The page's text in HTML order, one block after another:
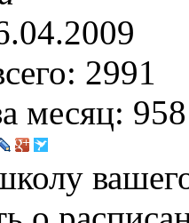
2991
месяц: 958